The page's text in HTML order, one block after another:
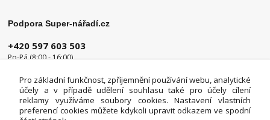
Podpora Super-nářadí.cz
+420 597 603 503
Po-Pá (8:00 - 16:00)
Pro základní funkčnost, zpříjemnění používání webu, analytické
účely a v případě udělení souhlasu také pro účely cílení
reklamy využíváme soubory cookies. Nastavení vlastních
preferencí cookies můžete kdykoli upravit odkazem ve spodní